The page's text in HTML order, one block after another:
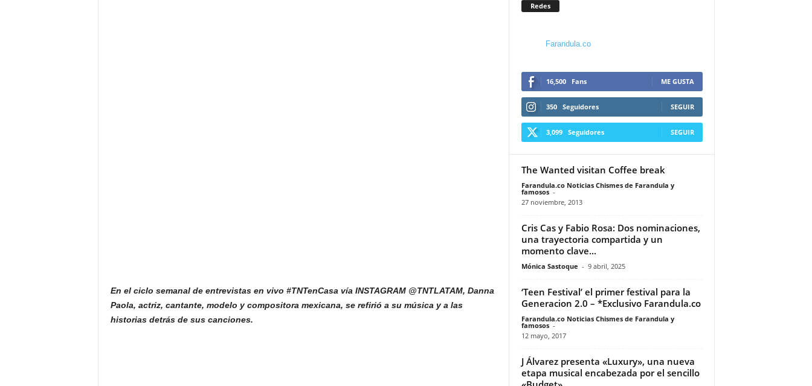
En el ciclo semanal de entrevistas en vivo #TNTenCasa vía INSTAGRAM @TNTLATAM, Danna
Paola, actriz, cantante, modelo y compositora mexicana, se refirió a su música y a las
historias detrás de sus canciones.
Redes
Farandula.co
16,500 Fans ME GUSTA
350 Seguidores SEGUIR
3,099 Seguidores SEGUIR
The Wanted visitan Coffee break
Farandula.co Noticias Chismes de Farandula y
famosos -
27 noviembre, 2013
Cris Cas y Fabio Rosa: Dos nominaciones,
una trayectoria compartida y un
momento clave...
Mónica Sastoque - 9 abril, 2025
‘Teen Festival’ el primer festival para la
Generacion 2.0 – *Exclusivo Farandula.co
Farandula.co Noticias Chismes de Farandula y
famosos -
12 mayo, 2017
J Álvarez presenta «Luxury», una nueva
etapa musical encabezada por el sencillo